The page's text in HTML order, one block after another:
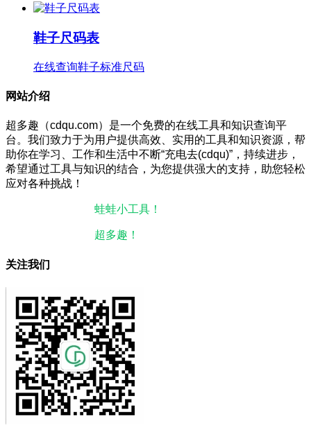
鞋子尺码表
在线查询鞋子标准尺码
网站介绍
超多趣（cdqu.com）是一个免费的在线工具和知识查询平
台。我们致力于为用户提供高效、实用的工具和知识资源，帮
助你在学习、工作和生活中不断“充电去(cdqu)”，持续进步，
希望通过工具与知识的结合，为您提供强大的支持，助您轻松
应对各种挑战！
蛙蛙小工具！
超多趣！
关注我们